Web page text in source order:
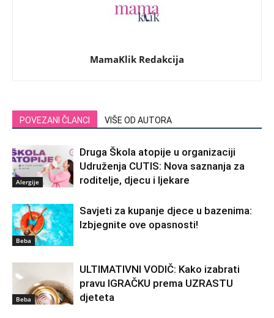
MamaKlik Redakcija
POVEZANI ČLANCI VIŠE OD AUTORA
Alergije
Druga Škola atopije u organizaciji
Udruženja CUTIS: Nova saznanja za
roditelje, djecu i ljekare
Beba
Savjeti za kupanje djece u bazenima:
Izbjegnite ove opasnosti!
Beba
ULTIMATIVNI VODIČ: Kako izabrati
pravu IGRAČKU prema UZRASTU
djeteta